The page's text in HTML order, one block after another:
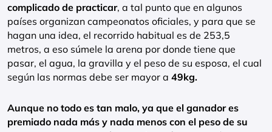
complicado de practicar, a tal punto que en algunos
países organizan campeonatos oficiales, y para que se
hagan una idea, el recorrido habitual es de 253,5
metros, a eso súmele la arena por donde tiene que
pasar, el agua, la gravilla y el peso de su esposa, el cual
según las normas debe ser mayor a 49kg.
Aunque no todo es tan malo, ya que el ganador es
premiado nada más y nada menos con el peso de su